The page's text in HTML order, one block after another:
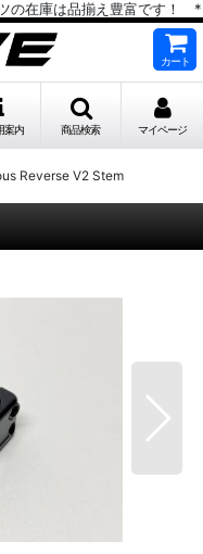
の在庫は品揃え豊富です！ *
カート
案内 商品検索 マイページ
Reverse V2 Stem